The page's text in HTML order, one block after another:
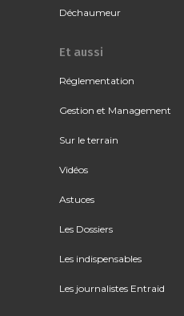
Déchaumeur
Et aussi
Réglementation
Gestion et Management
Sur le terrain
Vidéos
Astuces
Les Dossiers
Les indispensables
Les journalistes Entraid